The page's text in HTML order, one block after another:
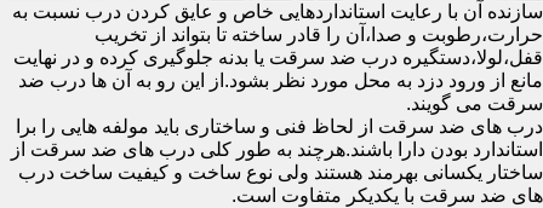
سازنده آن با رعایت استانداردهایی خاص و عایق کردن درب نسبت به
حرارت،رطوبت و صدا،آن را قادر ساخته تا بتواند از تخریب
قفل،لولا،دستگیره درب ضد سرقت یا بدنه جلوگیری کرده و در نهایت
مانع از ورود دزد به محل مورد نظر بشود.از این رو به آن ها درب ضد
سرقت می گویند.
درب های ضد سرقت از لحاظ فنی و ساختاری باید مولفه هایی را برا
استاندارد بودن دارا باشند.هرچند به طور کلی درب های ضد سرقت از
ساختار یکسانی بهرمند هستند ولی نوع ساخت و کیفیت ساخت درب
های ضد سرقت با یکدیکر متفاوت است.